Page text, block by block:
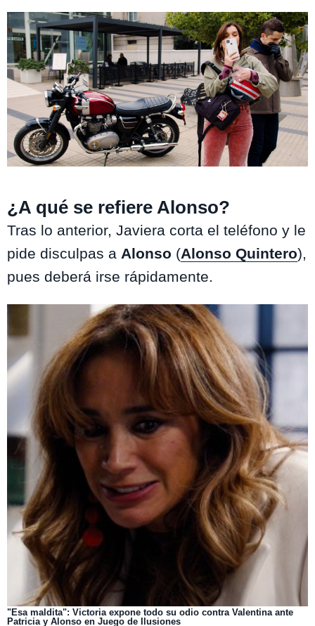
¿A qué se refiere Alonso?
Tras lo anterior, Javiera corta el teléfono y le
pide disculpas a Alonso (Alonso Quintero),
pues deberá irse rápidamente.
"Esa maldita": Victoria expone todo su odio contra Valentina ante
Patricia y Alonso en Juego de Ilusiones